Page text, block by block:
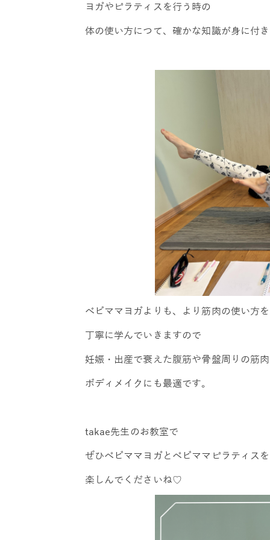
ヨガやピラティスを行う時の
体の使い方につて、確かな知識が身に付
べビママヨガよりも、より筋肉の使い方を
丁寧に学んでいきますので
妊娠・出産で衰えた腹筋や骨盤周りの筋
ボディメイクにも最適です。
takae先生のお教室で
ぜひべビママヨガとべビママピラティスを
楽しんでくださいね♡